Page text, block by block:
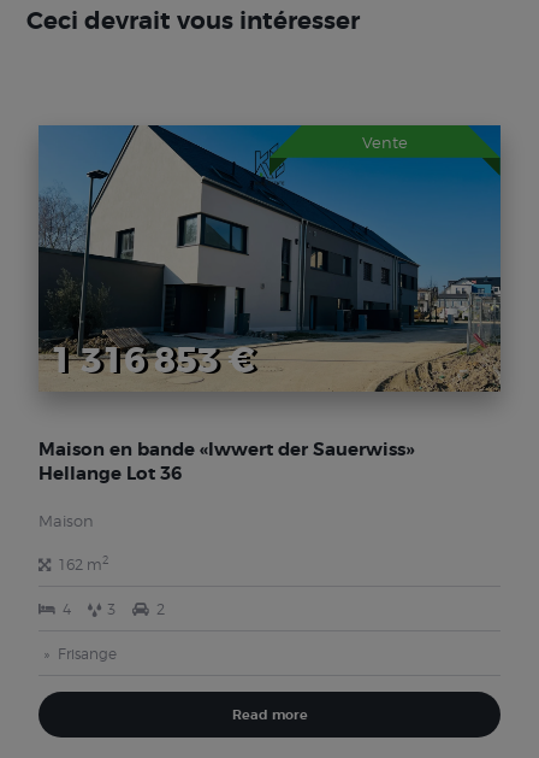
Ceci devrait vous intéresser
Vente
1 316 853 €
Maison en bande «Iwwert der Sauerwiss»
Hellange Lot 36
Maison
162 m2
4 3 2
Frisange
Read more